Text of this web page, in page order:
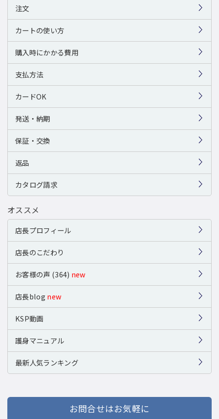
注文
カートの使い方
購入時にかかる費用
支払方法
カードOK
発送・納期
保証・交換
返品
カタログ請求
オススメ
店長プロフィール
店長のこだわり
お客様の声 (364) new
店長blog new
KSP動画
護身マニュアル
最新人気ランキング
お問合せはお気軽に